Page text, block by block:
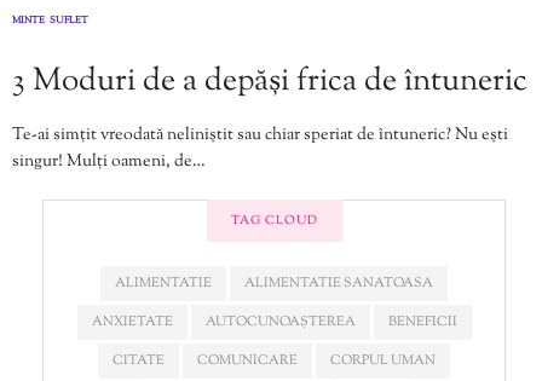
MINTE SUFLET
3 Moduri de a depăși frica de întuneric
Te-ai simțit vreodată neliniștit sau chiar speriat de întuneric? Nu ești
singur! Mulți oameni, de…
TAG CLOUD
ALIMENTATIE
ALIMENTATIE SANATOASA
ANXIETATE
AUTOCUNOAȘTEREA
BENEFICII
CITATE
COMUNICARE
CORPUL UMAN